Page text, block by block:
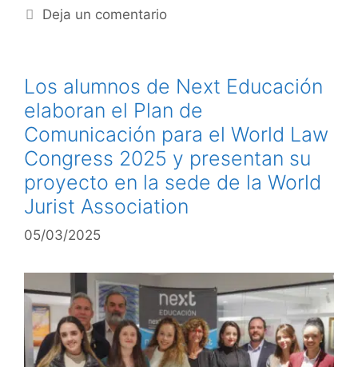
Deja un comentario
Los alumnos de Next Educación
elaboran el Plan de
Comunicación para el World Law
Congress 2025 y presentan su
proyecto en la sede de la World
Jurist Association
05/03/2025